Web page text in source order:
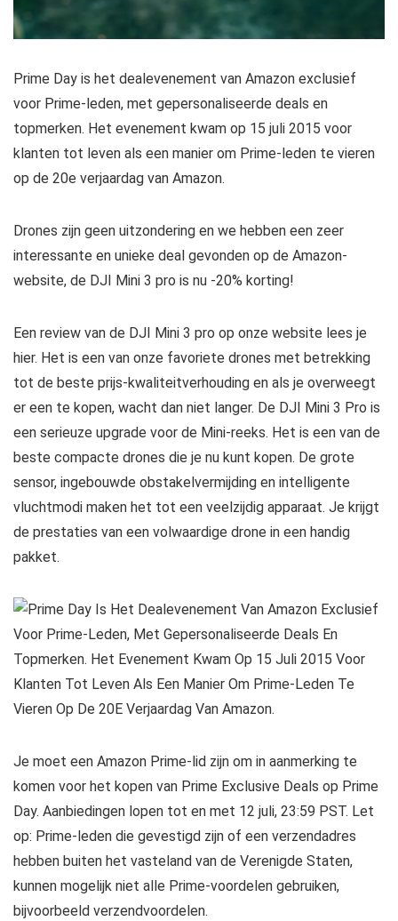
Prime Day is het dealevenement van Amazon exclusief
voor Prime-leden, met gepersonaliseerde deals en
topmerken. Het evenement kwam op 15 juli 2015 voor
klanten tot leven als een manier om Prime-leden te vieren
op de 20e verjaardag van Amazon.
Drones zijn geen uitzondering en we hebben een zeer
interessante en unieke deal gevonden op de Amazon-
website, de DJI Mini 3 pro is nu -20% korting!
Een review van de DJI Mini 3 pro op onze website lees je
hier. Het is een van onze favoriete drones met betrekking
tot de beste prijs-kwaliteitverhouding en als je overweegt
er een te kopen, wacht dan niet langer. De DJI Mini 3 Pro is
een serieuze upgrade voor de Mini-reeks. Het is een van de
beste compacte drones die je nu kunt kopen. De grote
sensor, ingebouwde obstakelvermijding en intelligente
vluchtmodi maken het tot een veelzijdig apparaat. Je krijgt
de prestaties van een volwaardige drone in een handig
pakket.
Je moet een Amazon Prime-lid zijn om in aanmerking te
komen voor het kopen van Prime Exclusive Deals op Prime
Day. Aanbiedingen lopen tot en met 12 juli, 23:59 PST. Let
op: Prime-leden die gevestigd zijn of een verzendadres
hebben buiten het vasteland van de Verenigde Staten,
kunnen mogelijk niet alle Prime-voordelen gebruiken,
bijvoorbeeld verzendvoordelen.